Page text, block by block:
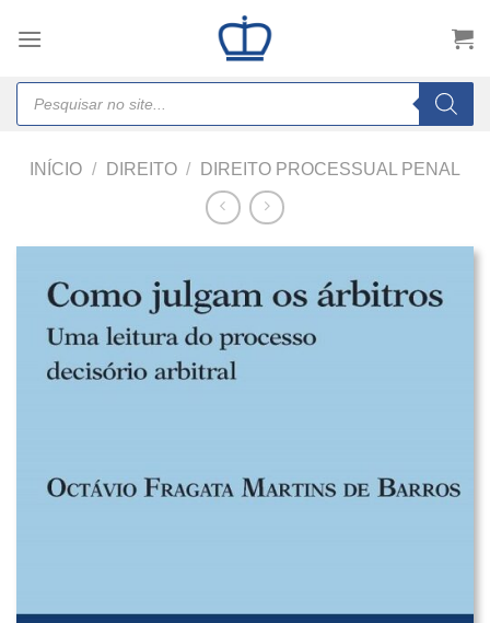
Products
search
INÍCIO / DIREITO / DIREITO PROCESSUAL PENAL